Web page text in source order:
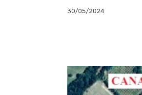
30/05/2024